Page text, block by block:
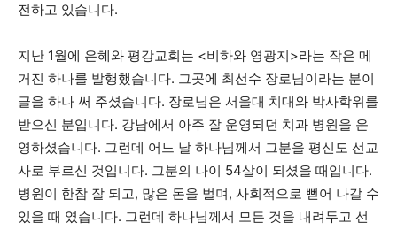
전하고 있습니다.
지난 1월에 은혜와 평강교회는 <비하와 영광지>라는 작은 메
거진 하나를 발행했습니다. 그곳에 최선수 장로님이라는 분이
글을 하나 써 주셨습니다. 장로님은 서울대 치대와 박사학위를
받으신 분입니다. 강남에서 아주 잘 운영되던 치과 병원을 운
영하셨습니다. 그런데 어느 날 하나님께서 그분을 평신도 선교
사로 부르신 것입니다. 그분의 나이 54살이 되셨을 때입니다.
병원이 한참 잘 되고, 많은 돈을 벌며, 사회적으로 뻗어 나갈 수
있을 때 였습니다. 그런데 하나님께서 모든 것을 내려두고 선